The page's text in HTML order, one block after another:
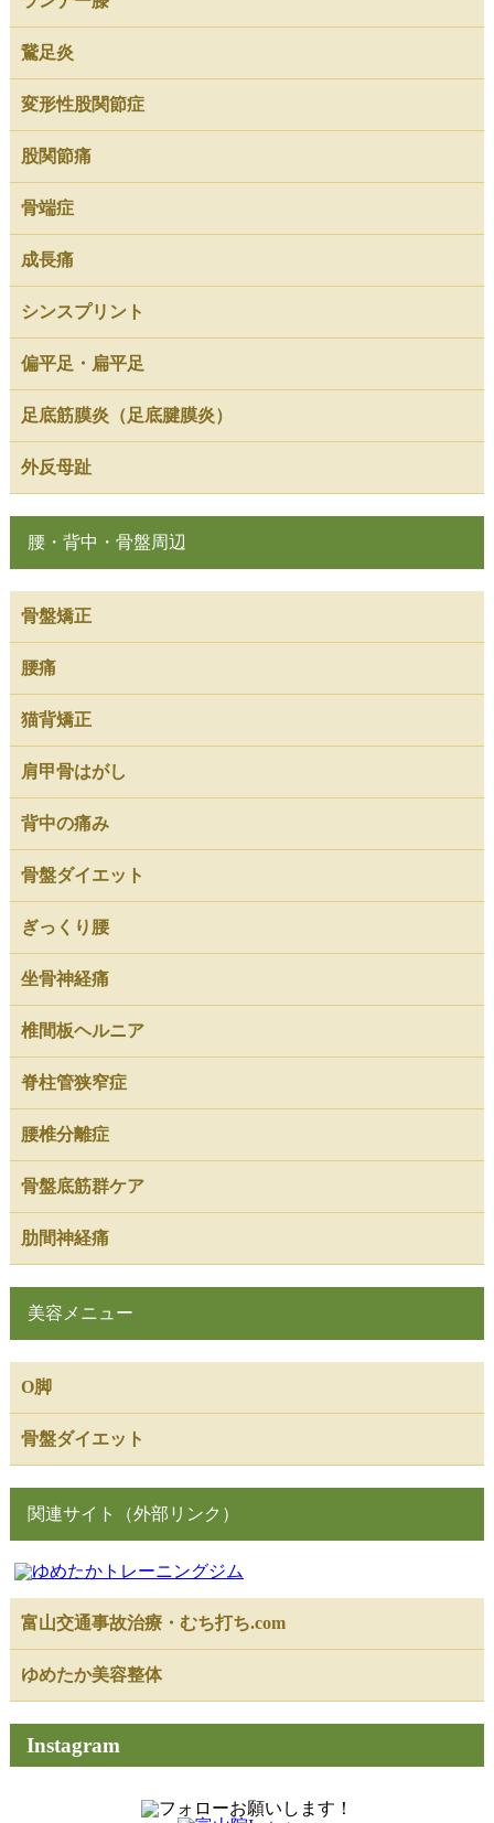
鵞足炎
変形性股関節症
股関節痛
骨端症
成長痛
シンスプリント
偏平足・扁平足
足底筋膜炎（足底腱膜炎）
外反母趾
腰・背中・骨盤周辺
骨盤矯正
腰痛
猫背矯正
肩甲骨はがし
背中の痛み
骨盤ダイエット
ぎっくり腰
坐骨神経痛
椎間板ヘルニア
脊柱管狭窄症
腰椎分離症
骨盤底筋群ケア
肋間神経痛
美容メニュー
O脚
骨盤ダイエット
関連サイト（外部リンク）
富山交通事故治療・むち打ち.com
ゆめたか美容整体
Instagram